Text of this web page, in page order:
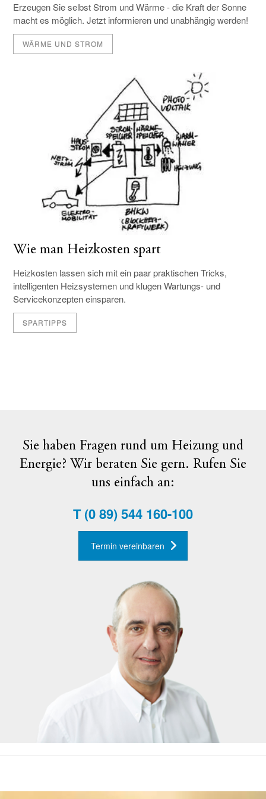
Erzeugen Sie selbst Strom und Wärme - die Kraft der Sonne
macht es möglich. Jetzt informieren und unabhängig werden!
WÄRME UND STROM
Wie man Heizkosten spart
Heizkosten lassen sich mit ein paar praktischen Tricks,
intelligenten Heizsystemen und klugen Wartungs- und
Servicekonzepten einsparen.
SPARTIPPS
Sie haben Fragen rund um Heizung und
Energie? Wir beraten Sie gern. Rufen Sie
uns einfach an:
T(0 89) 544 160-100
Termin vereinbaren